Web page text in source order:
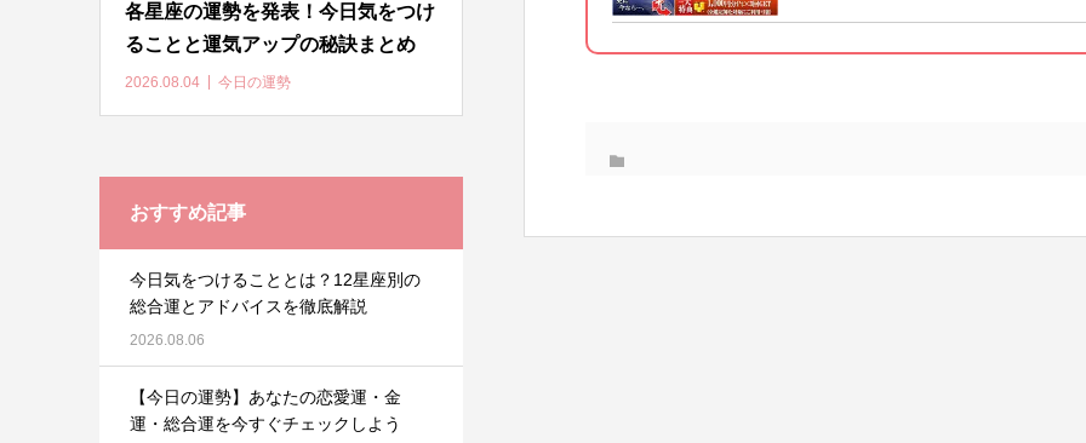
各星座の運勢を発表！今日気をつけ
ることと運気アップの秘訣まとめ
2026.08.04 今日の運勢
おすすめ記事
今日気をつけることとは？12星座別の
総合運とアドバイスを徹底解説
2026.08.06
【今日の運勢】あなたの恋愛運・金
運・総合運を今すぐチェックしよう